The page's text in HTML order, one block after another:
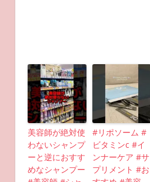
美容師が絶対使
わないシャンプ
ーと逆におすす
めなシャンプー
#リポソーム #
ビタミンc #イ
ンナーケア #サ
プリメント #お